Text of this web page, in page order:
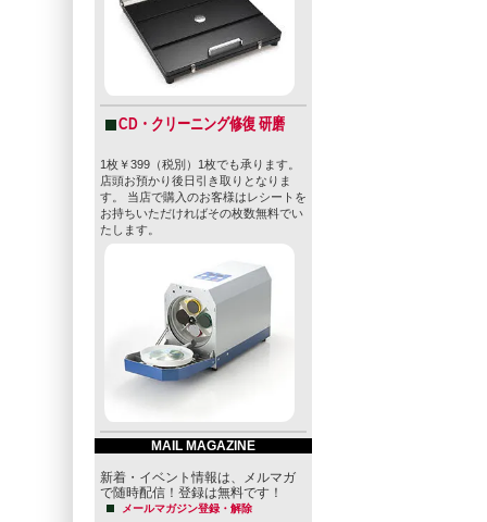
CD・クリーニング修復 研磨
1枚￥399（税別）1枚でも承ります。
店頭お預かり後日引き取りとなりま
す。 当店で購入のお客様はレシートを
お持ちいただければその枚数無料でい
たします。
MAIL MAGAZINE
新着・イベント情報は、メルマガ
で随時配信！登録は無料です！
メールマガジン登録・解除